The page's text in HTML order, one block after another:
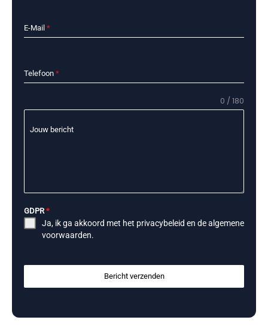
E-Mail *
Telefoon *
Jouw bericht
0 / 180
GDPR*
Ja, ik ga akkoord met het privacybeleid en dealgemene
voorwaarden.
Bericht verzenden